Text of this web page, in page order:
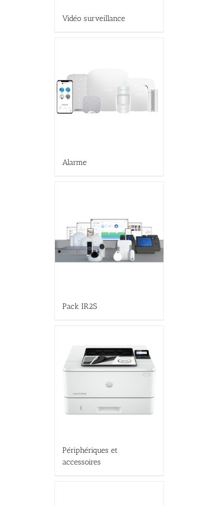
Vidéo surveillance
Alarme
Pack IR2S
Périphériques et
accessoires